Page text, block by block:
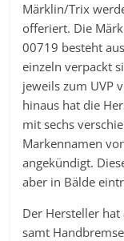
Märklin/Trix
offeriert. Die
00719 besteht
einzeln verpackt
jeweils zum UVP
hinaus hat die
mit sechs
Markennamen
angekündigt.
aber in Bälde
Der Hersteller
samt